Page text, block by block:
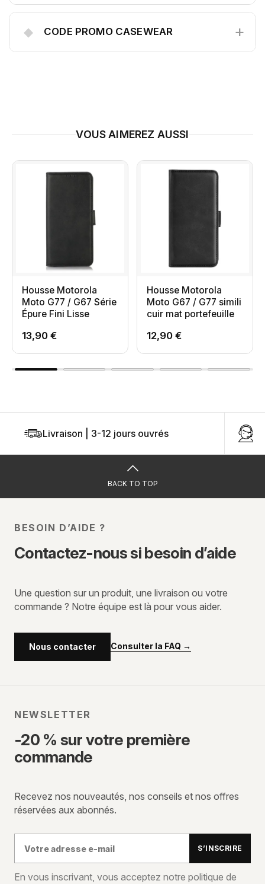
◆ CODE PROMO CASEWEAR +
VOUS AIMEREZ AUSSI
Housse Motorola
Moto G77 / G67 Série
Épure Fini Lisse
13,90 €
Housse Motorola
Moto G67 / G77 simili
cuir mat portefeuille
12,90 €
Livraison | 3-12 jours ouvrés
BACK TO TOP
BESOIN D’AIDE ?
Contactez-nous si besoin d’aide
Une question sur un produit, une livraison ou votre
commande ? Notre équipe est là pour vous aider.
Nous contacter Consulter la FAQ →
NEWSLETTER
-20 % sur votre première
commande
Recevez nos nouveautés, nos conseils et nos offres
réservées aux abonnés.
e-
S’INSCRIRE
En vous inscrivant, vous acceptez notre politique de